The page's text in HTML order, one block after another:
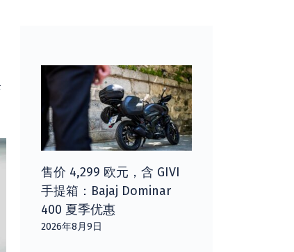
售价 4,299 欧元，含 GIVI
手提箱：Bajaj Dominar
400 夏季优惠
2026年8月9日